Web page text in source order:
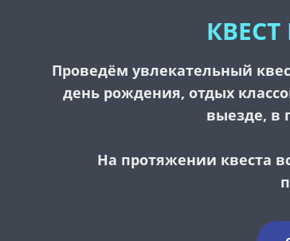
Проведём увлекательный
день рождения, отдых
выезде, в
На протяжении квеста